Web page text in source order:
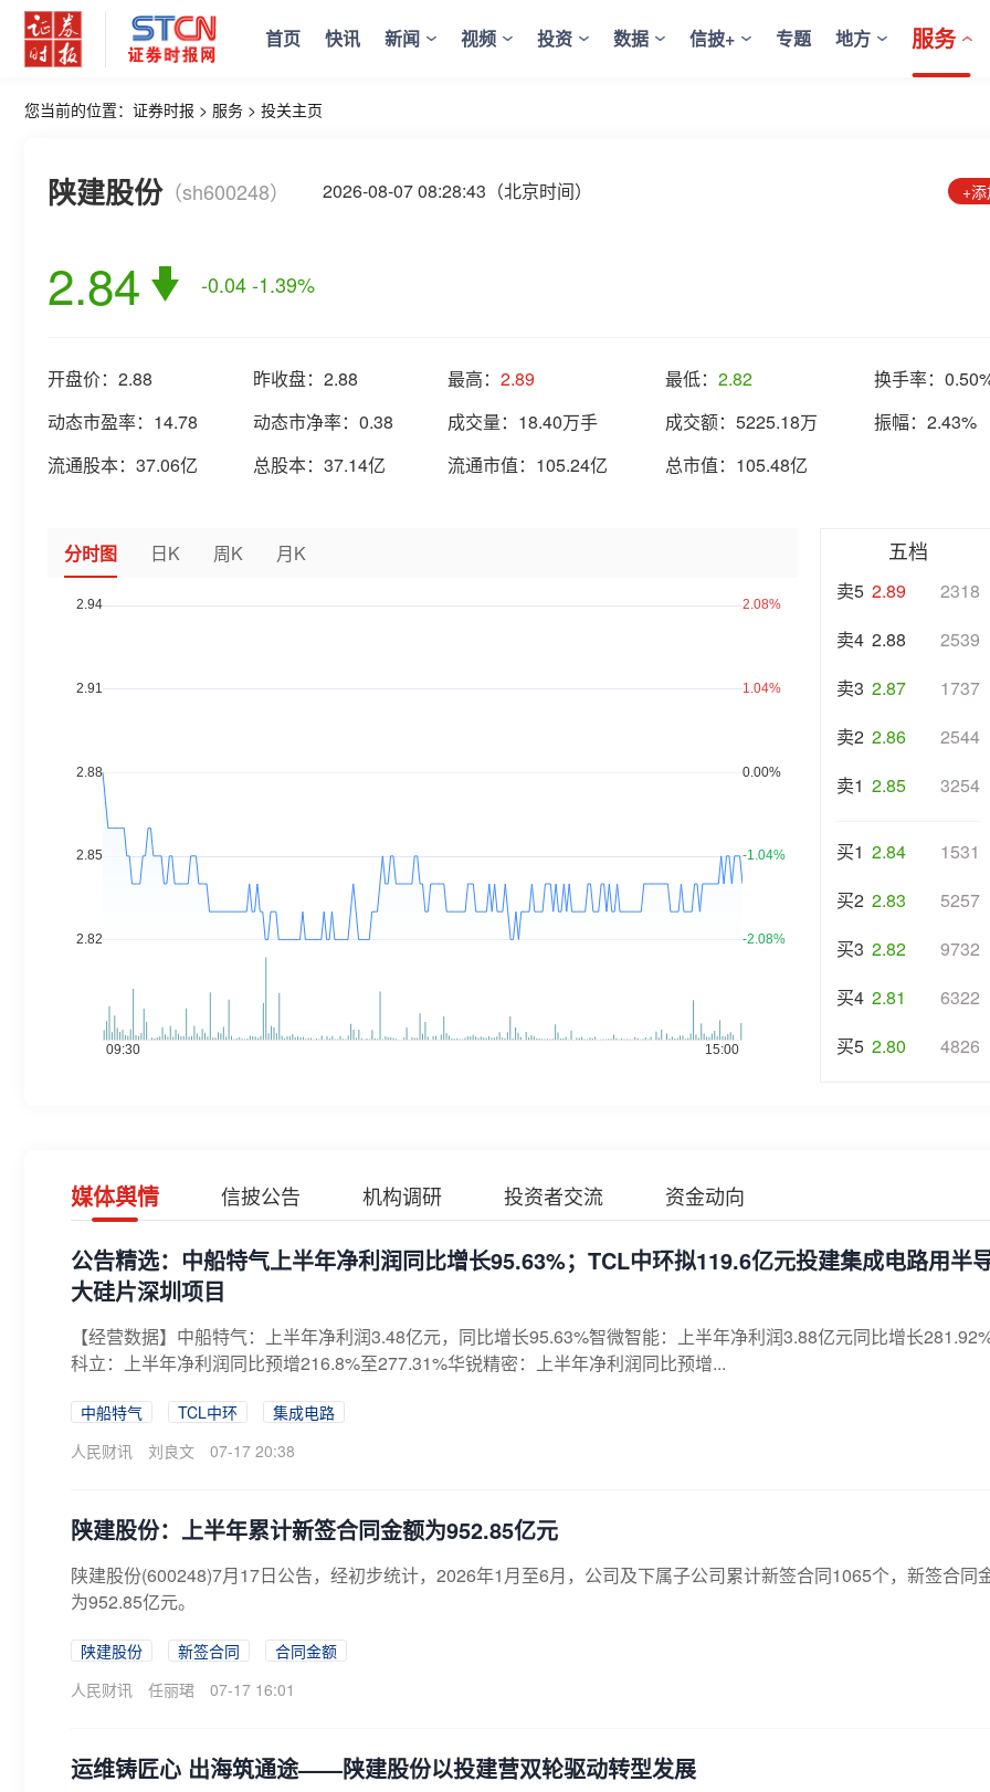
首页 快讯 新闻 视频 投资 数据 信披+ 专题 地方 服务
您当前的位置： 证券时报 > 服务 > 投关主页
陕建股份（sh600248） 2026-08-07 08:28:43（北京时间） +
2.84 -0.04-1.39%
开盘价： 2.88 昨收盘： 2.88 最高： 2.89 最低： 2.82 换手率：
动态市盈率： 14.78 动态市净率： 0.38 成交量： 18.40万手 成交额： 5225.18万 振幅： 2.43%
流通股本： 37.06亿 总股本： 37.14亿 流通市值： 105.24亿 总市值： 105.48亿
分时图 日K 周K 月K 五档
卖5 2.89
2318
卖4 2.88
2539
卖3 2.87
1737
卖2 2.86
2544
卖1 2.85 3254
买1 2.84
1531
买2 2.83
5257
买3 2.82
9732
买4 2.81
6322
买5 2.80 4826
媒体舆情 信披公告 机构调研 投资者交流 资金动向
公告精选：中船特气上半年净利润同比增长95.63%；TCL中环拟119.6亿元投建集成电路用半
大硅片深圳项目
【经营数据】中船特气：上半年净利润3.48亿元，同比增长95.63%智微智能：上半年净利润3.88亿元同比增长
科立：上半年净利润同比预增216.8%至277.31%华锐精密：上半年净利润同比预增...
中船特气 TCL中环
集成电路
人民财讯
刘良文 07-17 20:38
陕建股份：上半年累计新签合同金额为952.85亿元
陕建股份(600248)7月17日公告，经初步统计，2026年1月至6月，公司及下属子公司累计新签合同1065个，新签合同
为952.85亿元。
陕建股份 新签合同
合同金额
人民财讯
任丽珺 07-17 16:01
运维铸匠心 出海筑通途——陕建股份以投建营双轮驱动转型发展